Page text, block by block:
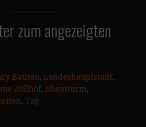
zum angezeigten
Bauten, Landeshauptstadt
Zollhof, Rheinturm
, Tag